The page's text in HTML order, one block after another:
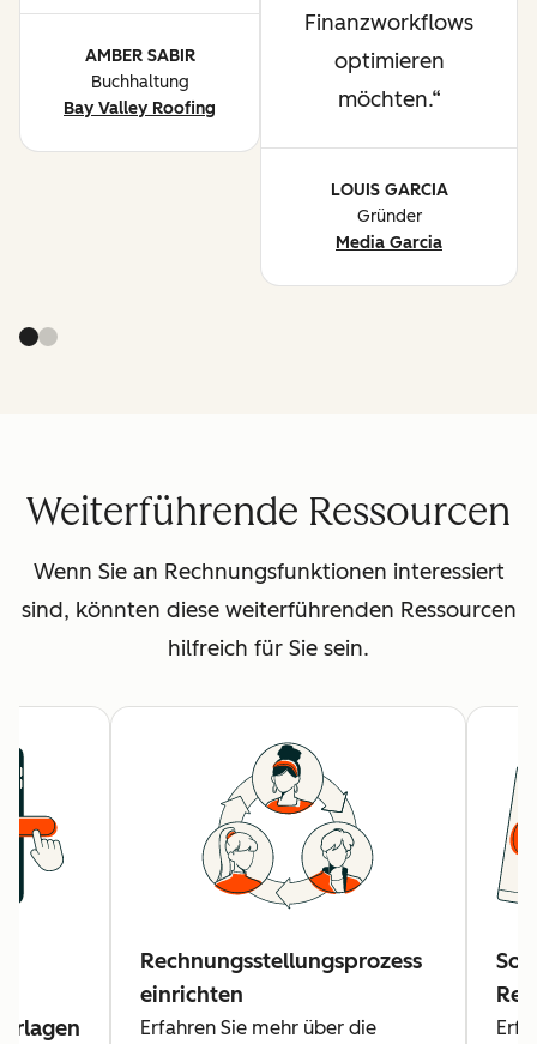
AMBER SABIR
Buchhaltung
Bay Valley Roofing
Finanzworkflows
optimieren
möchten.
LOUIS GARCIA
Gründer
Media Garcia
Weiterführende Ressourcen
Wenn Sie an Rechnungsfunktionen interessiert
sind, könnten diese weiterführenden Ressourcen
hilfreich für Sie sein.
Rechnungsstellungsprozess
einrichten
Erfahren Sie mehr über die
So